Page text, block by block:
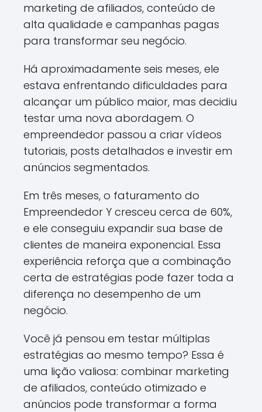
marketing de afiliados, conteúdo de
alta qualidade e campanhas pagas
para transformar seu negócio.
Há aproximadamente seis meses, ele
estava enfrentando dificuldades para
alcançar um público maior, mas decidiu
testar uma nova abordagem. O
empreendedor passou a criar vídeos
tutoriais, posts detalhados e investir em
anúncios segmentados.
Em três meses, o faturamento do
Empreendedor Y cresceu cerca de 60%,
e ele conseguiu expandir sua base de
clientes de maneira exponencial. Essa
experiência reforça que a combinação
certa de estratégias pode fazer toda a
diferença no desempenho de um
negócio.
Você já pensou em testar múltiplas
estratégias ao mesmo tempo? Essa é
uma lição valiosa: combinar marketing
de afiliados, conteúdo otimizado e
anúncios pode transformar a forma